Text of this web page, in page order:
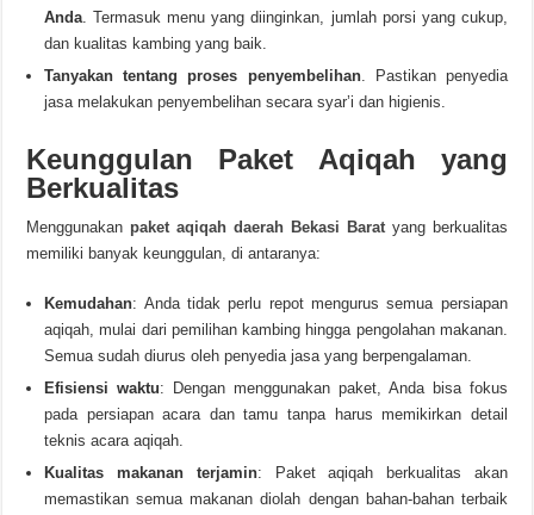
Anda. Termasuk menu yang diinginkan, jumlah porsi yang cukup,
dan kualitas kambing yang baik.
Tanyakan tentang proses penyembelihan. Pastikan penyedia
jasa melakukan penyembelihan secara syar’i dan higienis.
Keunggulan Paket Aqiqah yang
Berkualitas
Menggunakan paket aqiqah daerah Bekasi Barat yang berkualitas
memiliki banyak keunggulan, di antaranya:
Kemudahan: Anda tidak perlu repot mengurus semua persiapan
aqiqah, mulai dari pemilihan kambing hingga pengolahan makanan.
Semua sudah diurus oleh penyedia jasa yang berpengalaman.
Efisiensi waktu: Dengan menggunakan paket, Anda bisa fokus
pada persiapan acara dan tamu tanpa harus memikirkan detail
teknis acara aqiqah.
Kualitas makanan terjamin: Paket aqiqah berkualitas akan
memastikan semua makanan diolah dengan bahan-bahan terbaik